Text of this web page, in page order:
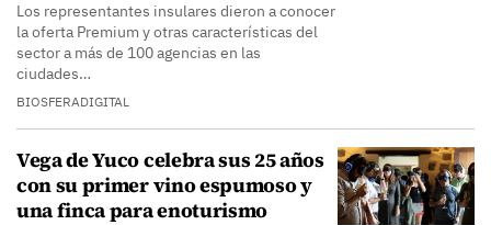
Los representantes insulares dieron a conocer
la oferta Premium y otras características del
sector a más de 100 agencias en las
ciudades…
BIOSFERADIGITAL
Vega de Yuco celebra sus 25 años
con su primer vino espumoso y
una finca para enoturismo